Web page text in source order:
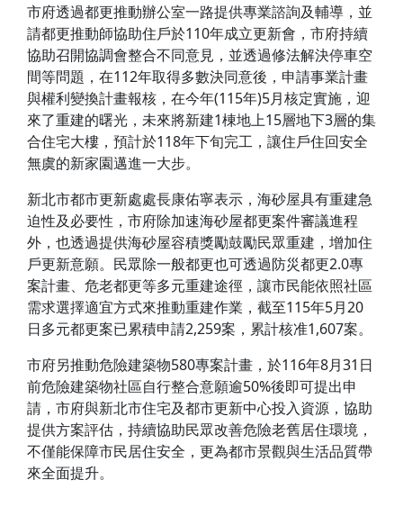
市府透過都更推動辦公室一路提供專業諮詢及輔導，並
請都更推動師協助住戶於110年成立更新會，市府持續
協助召開協調會整合不同意見，並透過修法解決停車空
間等問題，在112年取得多數決同意後，申請事業計畫
與權利變換計畫報核，在今年(115年)5月核定實施，迎
來了重建的曙光，未來將新建1棟地上15層地下3層的集
合住宅大樓，預計於118年下旬完工，讓住戶住回安全
無虞的新家園邁進一大步。
新北市都市更新處處長康佑寧表示，海砂屋具有重建急
迫性及必要性，市府除加速海砂屋都更案件審議進程
外，也透過提供海砂屋容積獎勵鼓勵民眾重建，增加住
戶更新意願。民眾除一般都更也可透過防災都更2.0專
案計畫、危老都更等多元重建途徑，讓市民能依照社區
需求選擇適宜方式來推動重建作業，截至115年5月20
日多元都更案已累積申請2,259案，累計核准1,607案。
市府另推動危險建築物580專案計畫，於116年8月31日
前危險建築物社區自行整合意願逾50%後即可提出申
請，市府與新北市住宅及都市更新中心投入資源，協助
提供方案評估，持續協助民眾改善危險老舊居住環境，
不僅能保障市民居住安全，更為都市景觀與生活品質帶
來全面提升。